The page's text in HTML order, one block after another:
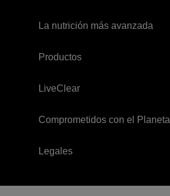
La nutrición más avanzada
Productos
LiveClear
Comprometidos con el Planeta
Legales